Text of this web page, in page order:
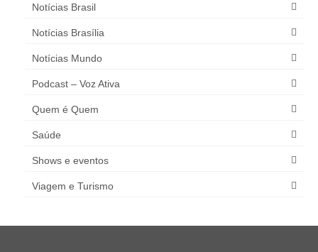
Notícias Brasil
Notícias Brasília
Notícias Mundo
Podcast – Voz Ativa
Quem é Quem
Saúde
Shows e eventos
Viagem e Turismo